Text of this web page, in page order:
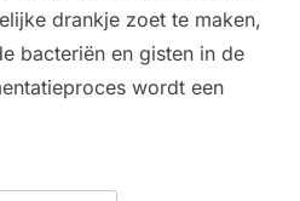
drankje zoet te maken,
bacteriën en gisten in de
wordt een